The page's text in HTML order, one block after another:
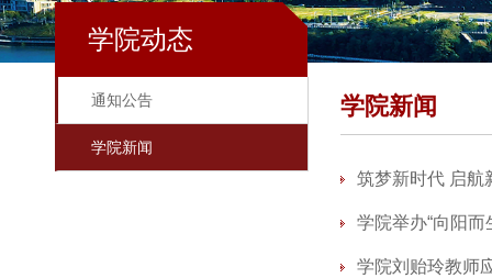
学院动态
通知公告
学院新闻
学院新闻
筑梦新时代 启
学院举办“向阳而
学院刘贻玲教师